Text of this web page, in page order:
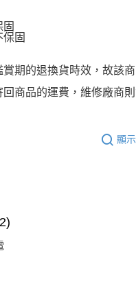
固
期的退換貨時效，故該
商品的運費，維修廠商
顯